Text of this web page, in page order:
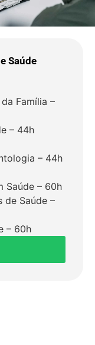
Saúde
Família –
– 44h
– 44h
Saúde – 60h
de Saúde –
– 60h